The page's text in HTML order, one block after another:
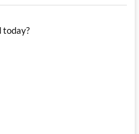
today?